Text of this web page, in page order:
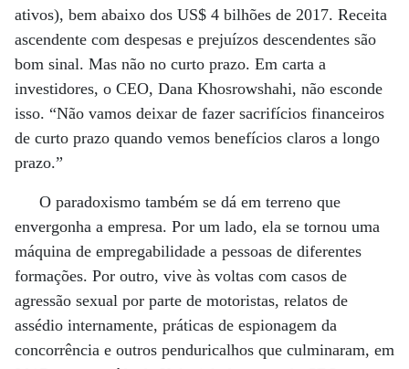
ativos), bem abaixo dos US$ 4 bilhões de 2017. Receita
ascendente com despesas e prejuízos descendentes são
bom sinal. Mas não no curto prazo. Em carta a
investidores, o CEO, Dana Khosrowshahi, não esconde
isso. “Não vamos deixar de fazer sacrifícios financeiros
de curto prazo quando vemos benefícios claros a longo
prazo.”
O paradoxismo também se dá em terreno que
envergonha a empresa. Por um lado, ela se tornou uma
máquina de empregabilidade a pessoas de diferentes
formações. Por outro, vive às voltas com casos de
agressão sexual por parte de motoristas, relatos de
assédio internamente, práticas de espionagem da
concorrência e outros penduricalhos que culminaram, em